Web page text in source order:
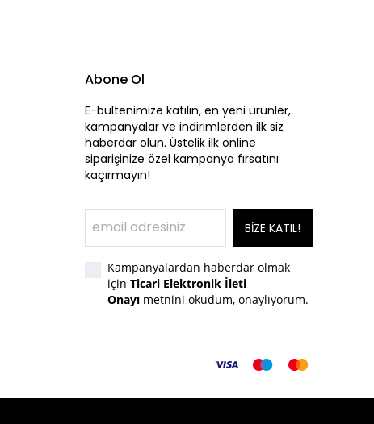
Abone Ol
E-bültenimize katılın, en yeni ürünler,
kampanyalar ve indirimlerden ilk siz
haberdar olun. Üstelik ilk online
siparişinize özel kampanya fırsatını
kaçırmayın!
BİZE KATIL!
Kampanyalardan haberdar olmak
için Ticari Elektronik İleti
Onayı metnini okudum, onaylıyorum.